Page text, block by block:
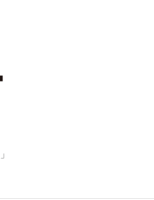
」